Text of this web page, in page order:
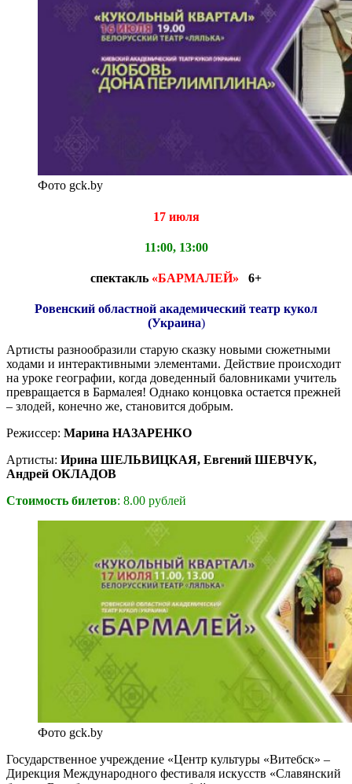
Фото gck.by
17 июля
11:00, 13:00
спектакль «БАРМАЛЕЙ» 6+
Ровенский областной академический театр кукол
(Украина)
Артисты разнообразили старую сказку новыми сюжетными
ходами и интерактивными элементами. Действие происходит
на уроке географии, когда доведенный баловниками учитель
превращается в Бармалея! Однако концовка остается прежней
– злодей, конечно же, становится добрым.
Режиссер: Марина НАЗАРЕНКО
Артисты: Ирина ШЕЛЬВИЦКАЯ, Евгений ШЕВЧУК,
Андрей ОКЛАДОВ
Стоимость билетов: 8.00 рублей
Фото gck.by
Государственное учреждение «Центр культуры «Витебск» –
Дирекция Международного фестиваля искусств «Славянский